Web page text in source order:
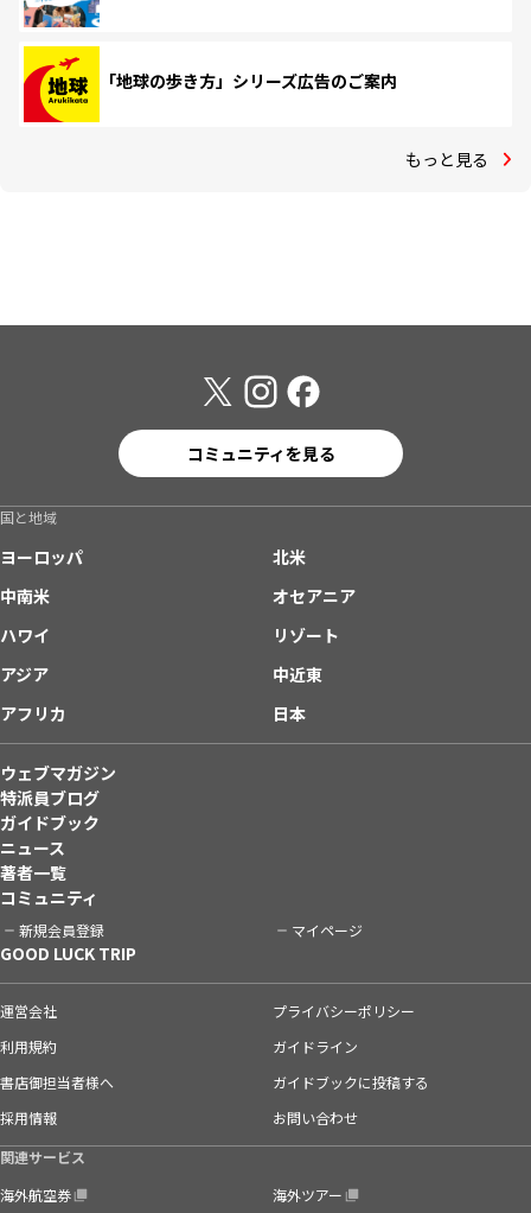
「地球の歩き方」シリーズ広告のご案内
もっと見る
コミュニティを見る
国と地域
ヨーロッパ
北米
中南米
オセアニア
ハワイ
リゾート
アジア
中近東
アフリカ
日本
ウェブマガジン
特派員ブログ
ガイドブック
ニュース
著者一覧
コミュニティ
新規会員登録 マイページ
GOOD LUCK TRIP
運営会社
プライバシーポリシー
利用規約
ガイドライン
書店御担当者様へ
ガイドブックに投稿する
採用情報
お問い合わせ
関連サービス
海外航空券
海外ツアー